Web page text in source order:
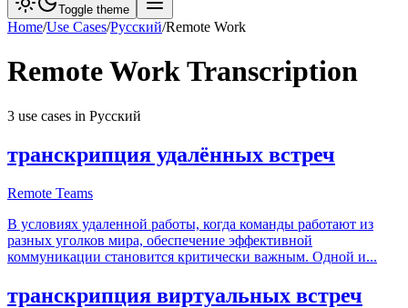
Toggle theme
Home/Use Cases/Русский/Remote Work
Remote WorkTranscription
3 use cases in Русский
транскрипция удалённых встреч
Remote Teams
В условиях удаленной работы, когда команды работают из
разных уголков мира, обеспечение эффективной
коммуникации становится критически важным. Одной и...
транскрипция виртуальных встреч